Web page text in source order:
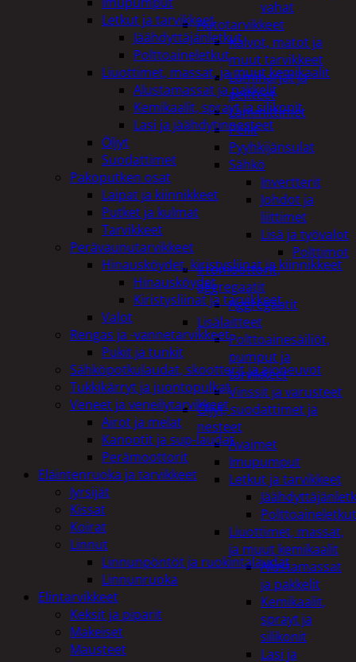
vahat
Autotarvikkeet
Kalvot, matot ja
muut tarvikkeet
Lumiharjat ja
peitteet
Lämmittimet
Peilit
Pyyhkijänsulat
Sähkö
Invertterit
Johdot ja
liittimet
Lisä ja työvalot
Polttimot
Irtomoottorit,
aggregaatit
Aggregaatit
Lisälaitteet
Polttoainesäiliöt,
pumput ja
tarvikkeet
Vinssit ja varusteet
Öljyt, suodattimet ja
nesteet
Avaimet
Imupumput
Letkut ja tarvikkeet
Polttoaineletkut
Liuottimet, massat,
ja muut kemikaalit
Alustamassat
ja pakkelit
Kemikaalit,
sprayt ja
silikonit
Lasi ja
Letkut ja tarvikkeet
Jäähdyttäjänletkut
Polttoaineletkut
Liuottimet, massat, ja muut kemikaalit
Alustamassat ja pakkelit
Kemikaalit, sprayt ja silikonit
Lasi ja jäähdytinnesteet
Öljyt
Suodattimet
Pakoputken osat
Laipat ja kiinnikkeet
Putket ja kulmat
Tarvikkeet
Perävaunutarvikkeet
Hinausköydet, kiristysliinat ja kiinnikkeet
Hinausköydet
Kiristysliinat ja tarvikkeet
Valot
Rengas ja -vannetarvikkeet
Pukit ja tunkit
Sähköpotkulaudat, skootterit ja ajoneuvot
Tukkikärryt ja juontopulkat
Veneet ja veneilytarvikkeet
Airot ja melat
Kanootit ja sup-laudat
Perämoottorit
Eläintenruoka ja tarvikkeet
Jyrsijät
Kissat
Koirat
Linnut
Linnunpöntöt ja ruokintalaudat
Linnunruoka
Elintarvikkeet
Keksit ja piparit
Makeiset
Mausteet